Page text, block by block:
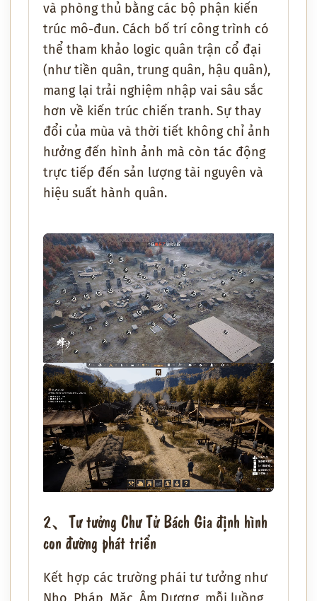
và phòng thủ bằng các bộ phận kiến
trúc mô-đun. Cách bố trí công trình có
thể tham khảo logic quân trận cổ đại
(như tiền quân, trung quân, hậu quân),
mang lại trải nghiệm nhập vai sâu sắc
hơn về kiến trúc chiến tranh. Sự thay
đổi của mùa và thời tiết không chỉ ảnh
hưởng đến hình ảnh mà còn tác động
trực tiếp đến sản lượng tài nguyên và
hiệu suất hành quân.
2、Tư tưởng Chư Tử Bách Gia định hình
con đường phát triển
Kết hợp các trường phái tư tưởng như